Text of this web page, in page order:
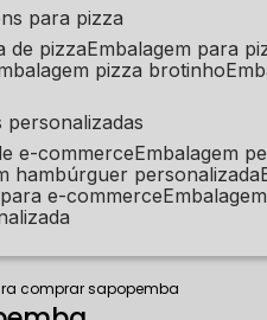
para pizza
de pizza embalagem para
pizza brotinho
personalizadas
e-commerce
embalagem
hambúrguer personalizada
e-commerce
comprar sapopemba